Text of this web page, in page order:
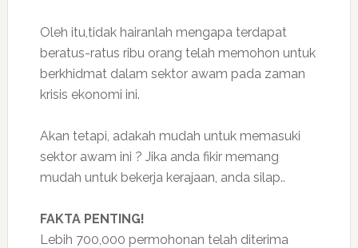
Oleh itu,tidak hairanlah mengapa terdapat
beratus-ratus ribu orang telah memohon untuk
berkhidmat dalam sektor awam pada zaman
krisis ekonomi ini.
Akan tetapi, adakah mudah untuk memasuki
sektor awam ini ? Jika anda fikir memang
mudah untuk bekerja kerajaan, anda silap..
FAKTA PENTING!
Lebih 700,000 permohonan telah diterima